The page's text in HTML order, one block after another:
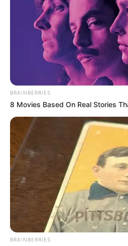
(foto:
Baca juga:10 Inspirasi Nail Art
Keren Banget
Mudah kan cara menggambar
berawal dari lingkaran bisa jadi
BRAINBERRIES
8 Movies Based On Real Stories
BRAINBERRIES